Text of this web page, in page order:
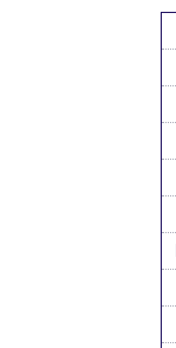
GIZLILIK